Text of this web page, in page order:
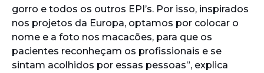
gorro e todos os outros EPI’s. Por isso, inspirados
nos projetos da Europa, optamos por colocar o
nome e a foto nos macacões, para que os
pacientes reconheçam os profissionais e se
sintam acolhidos por essas pessoas”, explica